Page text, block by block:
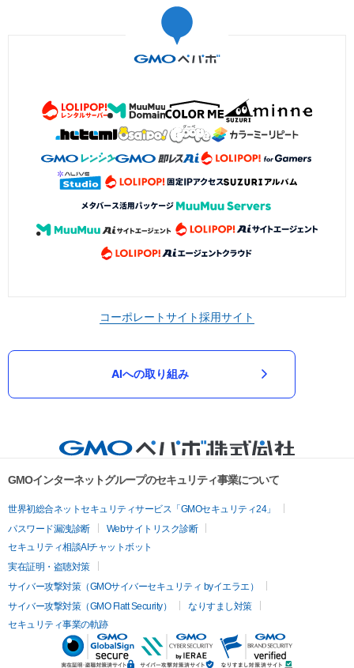
コーポレートサイト採用サイト
AIへの取り組み
GMOインターネットグループのセキュリティ事業について
世界初総合ネットセキュリティサービス「GMOセキュリティ24」
パスワード漏洩診断
Webサイトリスク診断
セキュリティ相談AIチャットボット
実在証明・盗聴対策
サイバー攻撃対策（GMOサイバーセキュリティ byイエラエ）
サイバー攻撃対策（GMO Flatt Security）
なりすまし対策
セキュリティ事業の軌跡